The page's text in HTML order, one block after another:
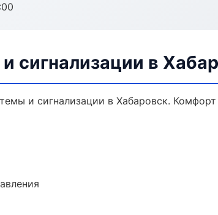
сигнализации в
и сигнализации в Хабаровск.